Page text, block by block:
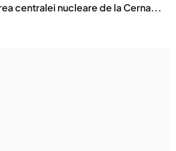
centralei nucleare de la Cerna...